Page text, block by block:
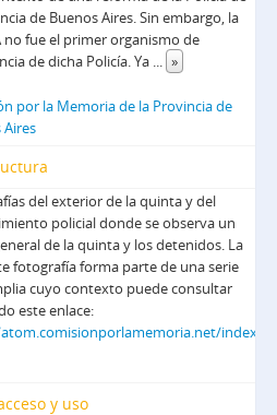
de Buenos Aires. Sin embargo, la
no fue el primer organismo de
de dicha Policía. Ya ... »
por la Memoria de la Provincia de
Aires
del exterior de la quinta y del
policial donde se observa un
de la quinta y los detenidos. La
fotografía forma parte de una serie
cuyo contexto puede consultar
este enlace:
y uso